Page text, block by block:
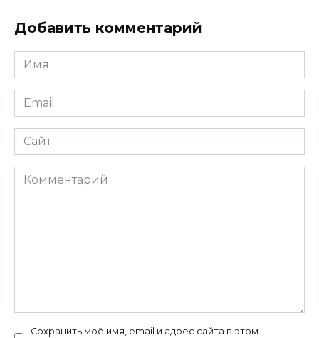
Добавить комментарий
Имя
*
Email
*
Сайт
Комментарий
Сохранить моё имя, email и адрес сайта в этом